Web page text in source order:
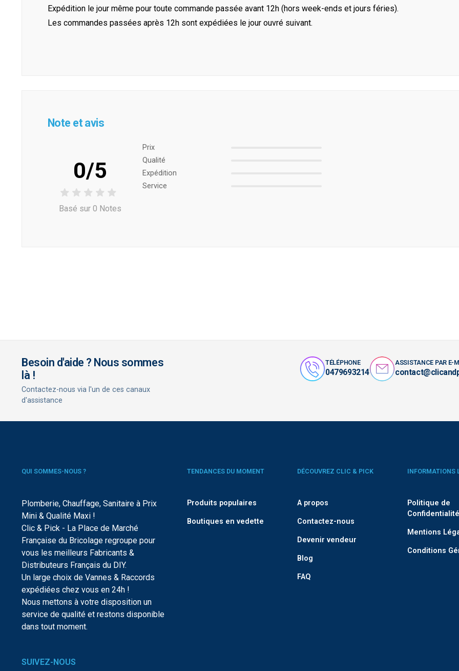
Expédition le jour même pour toute commande passée avant 12h (hors week-ends et jours féries).
Les commandes passées après 12h sont expédiées le jour ouvré suivant.
Note et avis
0/5
Basé sur 0 Notes
Prix ​​
Qualité
Expédition
Service
Besoin d'aide ? Nous sommes
là !
Contactez-nous via l'un de ces canaux
d'assistance
TÉLÉPHONE
0479693214
ASSISTANCE PAR E-
QUI SOMMES-NOUS ?
Plomberie, Chauffage, Sanitaire à Prix
Mini & Qualité Maxi !
Clic & Pick - La Place de Marché
Française du Bricolage regroupe pour
vous les meilleurs Fabricants &
Distributeurs Français du DIY.
Un large choix de Vannes & Raccords
expédiées chez vous en 24h !
Nous mettons à votre disposition un
service de qualité et restons disponible
dans tout moment.
TENDANCES DU MOMENT
Produits populaires
Boutiques en vedette
DÉCOUVREZ CLIC & PICK
A propos
Contactez-nous
Devenir vendeur
Blog
FAQ
INFORMATIONS
Politique de
Confidentialité
Mentions
Conditions
SUIVEZ-NOUS